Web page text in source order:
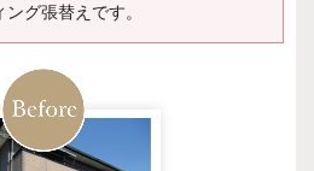
グ張替えです。